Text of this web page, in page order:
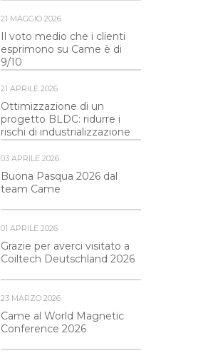
21 MAGGIO 2026
Il voto medio che i clienti
esprimono su Came è di
9/10
21 APRILE 2026
Ottimizzazione di un
progetto BLDC: ridurre i
rischi di industrializzazione
03 APRILE 2026
Buona Pasqua 2026 dal
team Came
01 APRILE 2026
Grazie per averci visitato a
Coiltech Deutschland 2026
23 MARZO 2026
Came al World Magnetic
Conference 2026